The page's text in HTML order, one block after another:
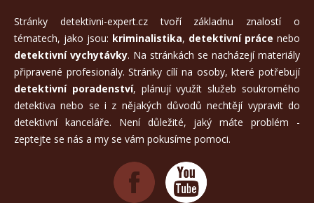
Stránky detektivni-expert.cz tvoří základnu znalostí o
tématech, jako jsou: kriminalistika, detektivní práce nebo
detektivní vychytávky. Na stránkách se nacházejí materiály
připravené profesionály. Stránky cílí na osoby, které potřebují
detektivní poradenství, plánují využít služeb soukromého
detektiva nebo se i z nějakých důvodů nechtějí vypravit do
detektivní kanceláře. Není důležité, jaký máte problém -
zeptejte se nás a my se vám pokusíme pomoci.